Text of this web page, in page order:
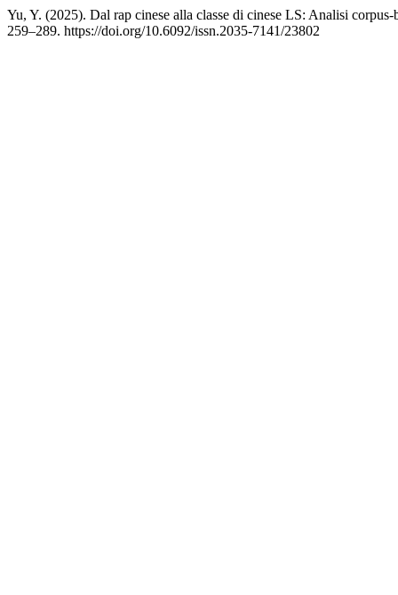
Yu, Y. (2025). Dal rap cinese alla classe di cinese LS: Analisi
259–289. https://doi.org/10.6092/issn.2035-7141/23802